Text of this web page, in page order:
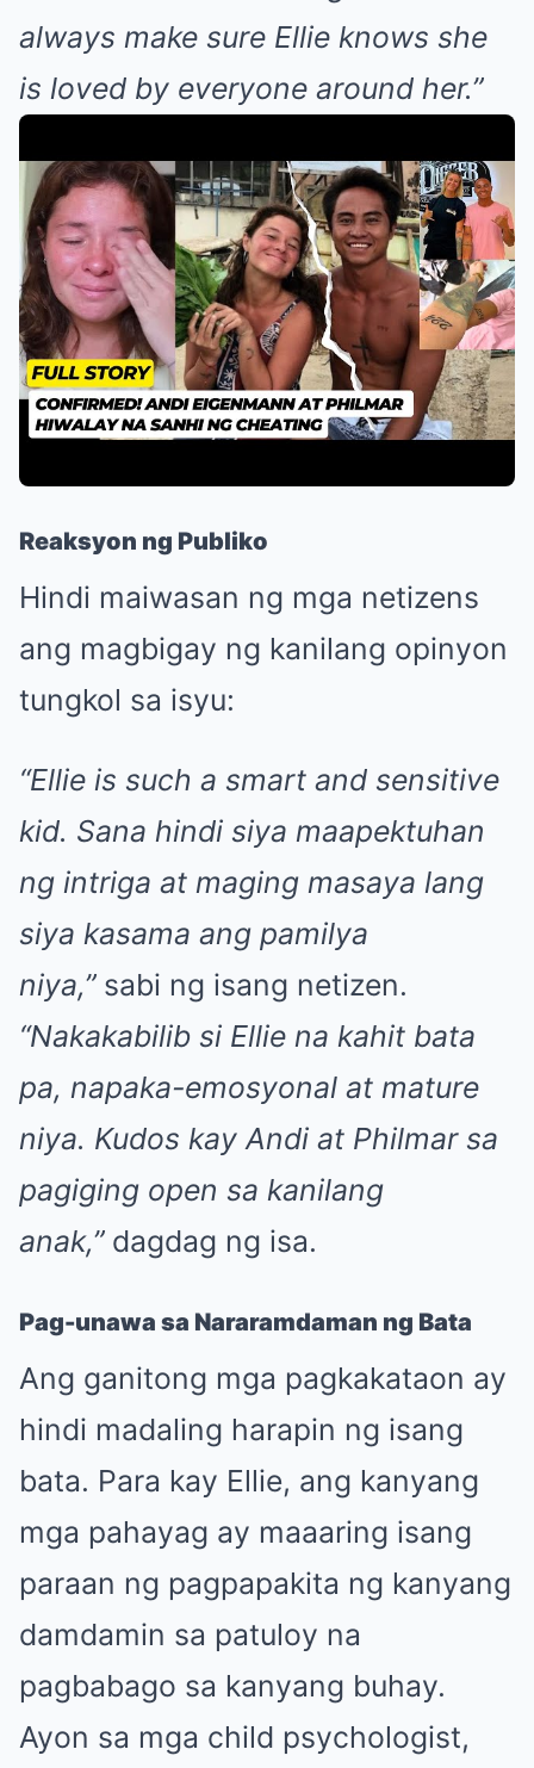
always make sure Ellie knows she
is loved by everyone around her.”
Reaksyon ng Publiko
Hindi maiwasan ng mga netizens
ang magbigay ng kanilang opinyon
tungkol sa isyu:
“Ellie is such a smart and sensitive
kid. Sana hindi siya maapektuhan
ng intriga at maging masaya lang
siya kasama ang pamilya
niya,”sabi ng isang netizen.
“Nakakabilib si Ellie na kahit bata
pa, napaka-emosyonal at mature
niya. Kudos kay Andi at Philmar sa
pagiging open sa kanilang
anak,”dagdag ng isa.
Pag-unawa sa Nararamdaman ng Bata
Ang ganitong mga pagkakataon ay
hindi madaling harapin ng isang
bata. Para kay Ellie, ang kanyang
mga pahayag ay maaaring isang
paraan ng pagpapakita ng kanyang
damdamin sa patuloy na
pagbabago sa kanyang buhay.
Ayon sa mga child psychologist,